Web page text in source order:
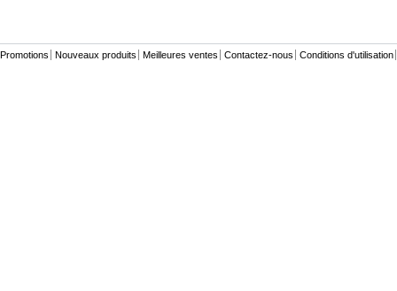
Promotions Nouveaux produits Meilleures ventes Contactez-nous Conditions d'utilisation